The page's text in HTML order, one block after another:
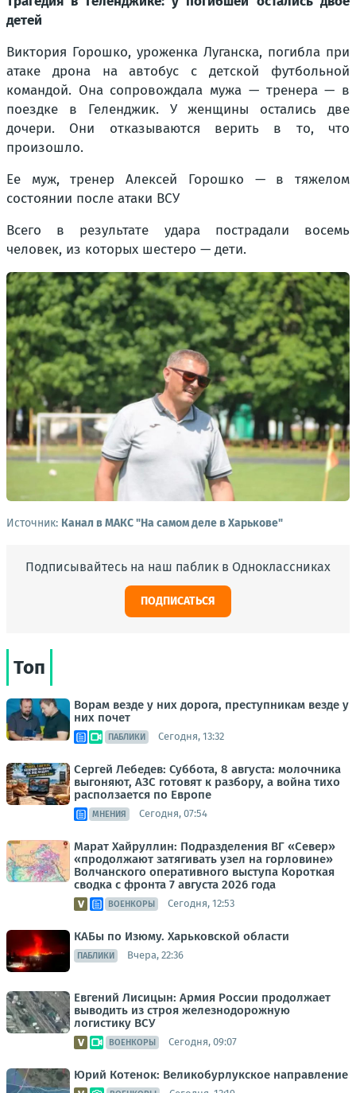
детей
Виктория Горошко, уроженка Луганска, погибла при
атаке дрона на автобус с детской футбольной
командой. Она сопровождала мужа — тренера — в
поездке в Геленджик. У женщины остались две
дочери. Они отказываются верить в то, что
произошло.
Ее муж, тренер Алексей Горошко — в тяжелом
состоянии после атаки ВСУ
Всего в результате удара пострадали восемь
человек, из которых шестеро — дети.
Источник: Канал в МАКС "На самом деле в Харькове"
Подписывайтесь на наш паблик в Одноклассниках
ПОДПИСАТЬСЯ
Топ
Ворам везде у них дорога, преступникам везде у
них почет
ПАБЛИКИ Сегодня, 13:32
Сергей Лебедев: Суббота, 8 августа: молочника
выгоняют, АЗС готовят к разбору, а война тихо
расползается по Европе
МНЕНИЯ Сегодня, 07:54
Марат Хайруллин: Подразделения ВГ «Север»
«продолжают затягивать узел на горловине»
Волчанского оперативного выступа Короткая
сводка с фронта 7 августа 2026 года
ВОЕНКОРЫ Сегодня, 12:53
КАБы по Изюму. Харьковской области
ПАБЛИКИ Вчера, 22:36
Евгений Лисицын: Армия России продолжает
выводить из строя железнодорожную
логистику ВСУ
ВОЕНКОРЫ Сегодня, 09:07
Юрий Котенок: Великобурлукское направление